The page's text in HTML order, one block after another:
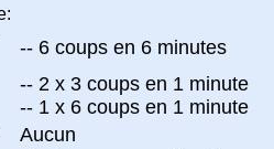
-- 6 coups en 6 minutes
-- 2 x 3 coups en 1 minute
-- 1 x 6 coups en 1 minute
Aucun